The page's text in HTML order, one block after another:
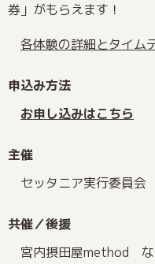
券」がもらえます！
各体験の詳細とタイム
申込み方法
お申し込みはこちら
主催
セッタニア実行委員会
共催／後援
宮内摂田屋method